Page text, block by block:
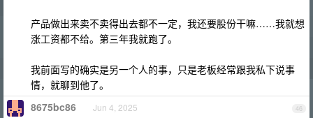
产品做出来卖不卖得出去都不一定，我还要股份干嘛……我就想
涨工资都不给。第三年我就跑了。
我前面写的确实是另一个人的事，只是老板经常跟我私下说事
情，就聊到他了。
46
8675bc86 Jun 4, 2025